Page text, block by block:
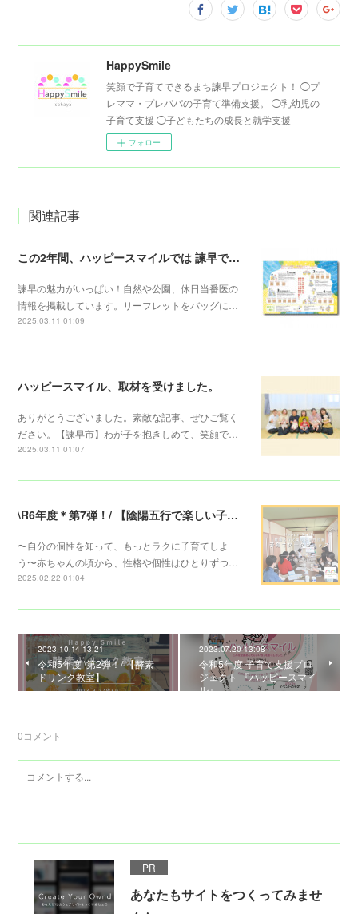
HappySmile
笑顔で子育てできるまち諫早プロジェクト！ ◯プ
レママ・プレパパの子育て準備支援。 ◯乳幼児の
子育て支援 ◯子どもたちの成長と就学支援
フォロー
関連記事
この2年間、ハッピースマイルでは 諫早での子育てに役立つリーフレットを配布しています。
諫早の魅力がいっぱい！自然や公園、休日当番医の
情報を掲載しています。リーフレットをバッグに…
2025.03.11 01:09
ハッピースマイル、取材を受けました。
ありがとうございました。素敵な記事、ぜひご覧く
ださい。【諫早市】わが子を抱きしめて、笑顔で…
2025.03.11 01:07
\R6年度＊第7弾！/ 【陰陽五行で楽しい子育てワークショップ】
〜自分の個性を知って、もっとラクに子育てしよ
う〜赤ちゃんの頃から、性格や個性はひとりずつ…
2025.02.22 01:04
2023.10.14 13:21
令和5年度 \第2弾！/ 【酵素
ドリンク教室】 ⁡
2023.07.20 13:08
令和5年度 子育て支援プロ
ジェクト 『ハッピースマイ
ル』
0コメント
PR
あなたもサイトをつくってみませ